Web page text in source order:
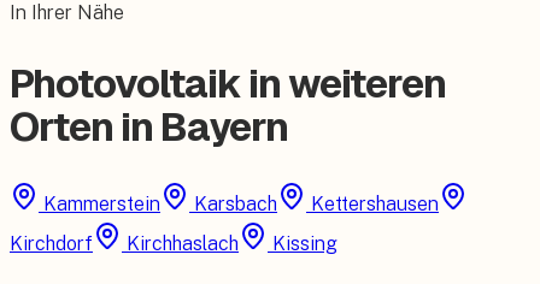
In Ihrer Nähe
Photovoltaik in weiteren
Orten in Bayern
Kammerstein Karsbach
Kettershausen
Kirchdorf
Kirchhaslach Kissing